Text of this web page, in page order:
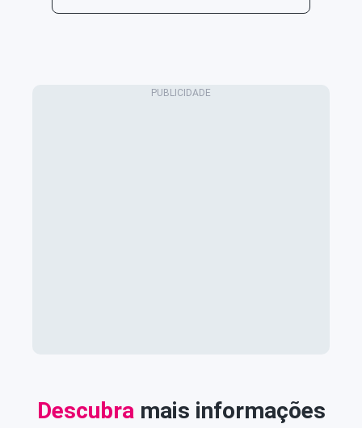
Descubra mais informações